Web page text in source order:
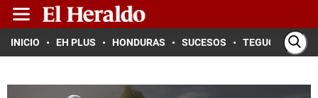
INICIO EH PLUS HONDURAS SUCESOS TEGUCIGALPA